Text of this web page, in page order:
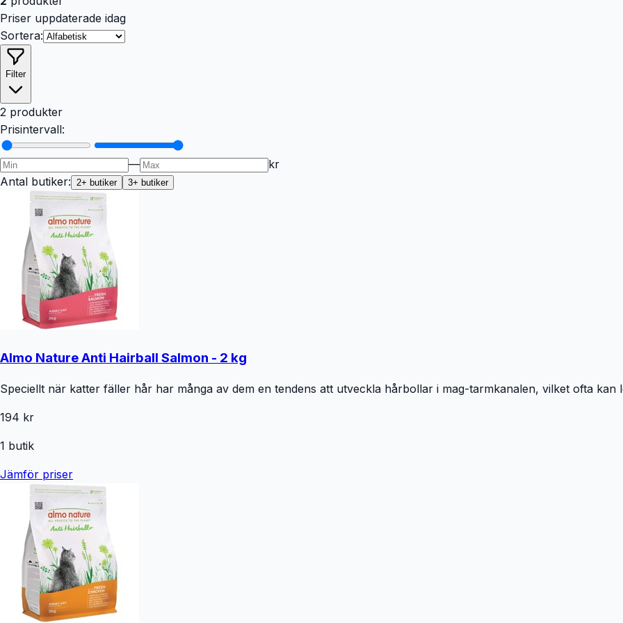
Priser uppdaterade idag
Sortera:
Filter
2 produkter
Prisintervall:
—
kr
Antal butiker: 2+ butiker 3+ butiker
Almo Nature Anti Hairball Salmon - 2 kg
Speciellt när katter fäller hår har många av dem en tendens att utveckla hårbollar i mag-tarmkanalen, vilket ofta kan
194 kr
1 butik
Jämför priser